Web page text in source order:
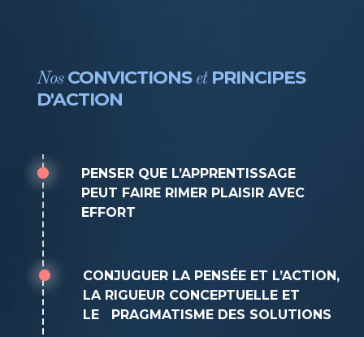
NosCONVICTIONS etPRINCIPES
D'ACTION
PENSER QUE L’APPRENTISSAGE
PEUT FAIRE RIMER PLAISIR AVEC
EFFORT
CONJUGUER LA PENSÉE ET L’ACTION,
LA RIGUEUR CONCEPTUELLE ET
LE PRAGMATISME DES SOLUTIONS